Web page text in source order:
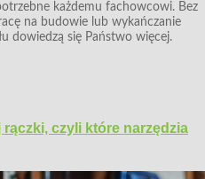
każdemu fachowcowi. Bez
na budowie lub wykańczanie
dowiedzą się Państwo więcej.
rączki, czyli które narzędzia